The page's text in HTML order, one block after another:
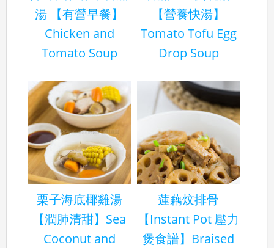
湯 【有營早餐】
Chicken and
Tomato Soup
【營養快湯】
Tomato Tofu Egg
Drop Soup
栗子海底椰雞湯
【潤肺清甜】Sea
Coconut and
蓮藕炆排骨
【Instant Pot 壓力
煲食譜】Braised